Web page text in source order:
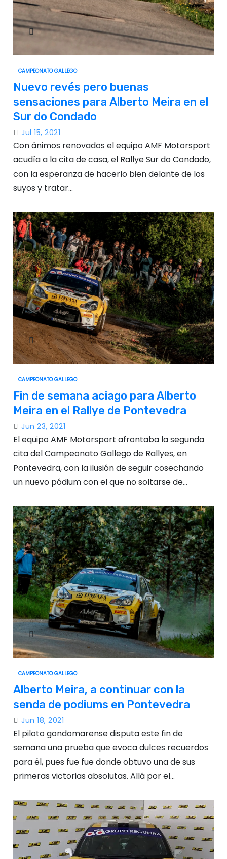
CAMPEONATO GALLEGO
Nuevo revés pero buenas
sensaciones para Alberto Meira en el
Sur do Condado
Jul 15, 2021
Con ánimos renovados el equipo AMF Motorsport
acudía a la cita de casa, el Rallye Sur do Condado,
con la esperanza de hacerlo bien delante de los
suyos y tratar…
CAMPEONATO GALLEGO
Fin de semana aciago para Alberto
Meira en el Rallye de Pontevedra
Jun 23, 2021
El equipo AMF Motorsport afrontaba la segunda
cita del Campeonato Gallego de Rallyes, en
Pontevedra, con la ilusión de seguir cosechando
un nuevo pódium con el que no soltarse de…
CAMPEONATO GALLEGO
Alberto Meira, a continuar con la
senda de podiums en Pontevedra
Jun 18, 2021
El piloto gondomarense disputa este fin de
semana una prueba que evoca dulces recuerdos
para él, pues fue fue donde obtuvo una de sus
primeras victorias absolutas. Allá por el…